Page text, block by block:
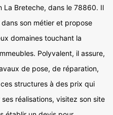
La Breteche, dans le 78860. Il
son métier et propose
domaines touchant la
Polyvalent, il assure,
de pose, de réparation,
structures à des prix qui
réalisations, visitez son site